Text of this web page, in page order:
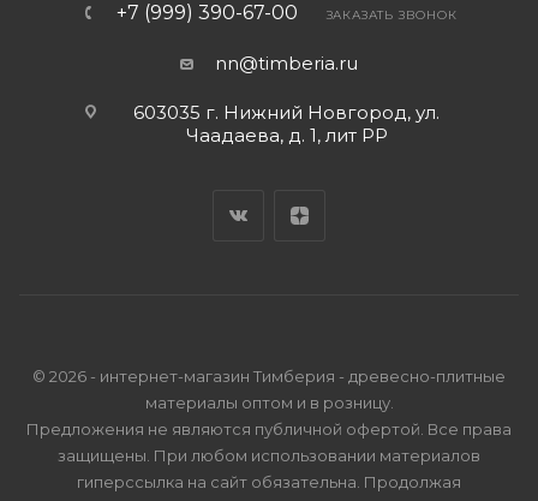
+7 (999) 390-67-00 ЗАКАЗАТЬ ЗВОНОК
nn@timberia.ru
603035 г. Нижний Новгород, ул.
Чаадаева, д. 1, лит РР
© 2026 - интернет-магазин Тимберия - древесно-плитные
материалы оптом и в розницу.
Предложения не являются публичной офертой. Все права
защищены. При любом использовании материалов
гиперссылка на сайт обязательна. Продолжая